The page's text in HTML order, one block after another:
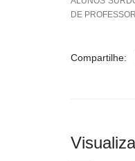
DE
Compartilhe: